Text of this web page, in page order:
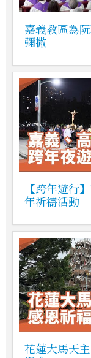
嘉義教區為
彌撒
【跨年遊行
年祈禱活動
花蓮大馬天